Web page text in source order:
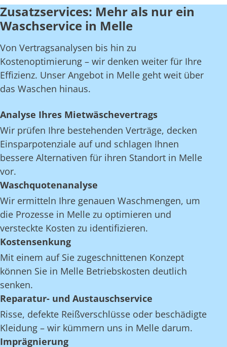
Zusatzservices: Mehr als nur ein
Waschservice in Melle
Von Vertragsanalysen bis hin zu
Kostenoptimierung – wir denken weiter für Ihre
Effizienz. Unser Angebot in Melle geht weit über
das Waschen hinaus.
Analyse Ihres Mietwäschevertrags
Wir prüfen Ihre bestehenden Verträge, decken
Einsparpotenziale auf und schlagen Ihnen
bessere Alternativen für ihren Standort in Melle
vor.
Waschquotenanalyse
Wir ermitteln Ihre genauen Waschmengen, um
die Prozesse in Melle zu optimieren und
versteckte Kosten zu identifizieren.
Kostensenkung
Mit einem auf Sie zugeschnittenen Konzept
können Sie in Melle Betriebskosten deutlich
senken.
Reparatur- und Austauschservice
Risse, defekte Reißverschlüsse oder beschädigte
Kleidung – wir kümmern uns in Melle darum.
Imprägnierung